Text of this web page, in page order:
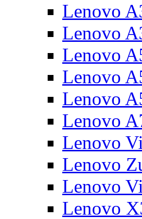
Lenovo
Lenovo
Lenovo
Lenovo
Lenovo
Lenovo
Lenovo
Lenovo
Lenovo
Lenovo